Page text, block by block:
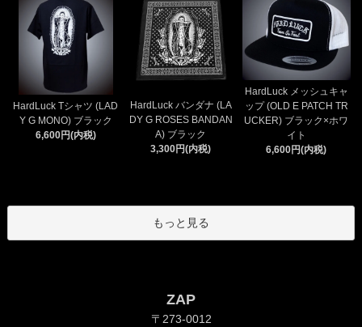
HardLuck Tシャツ (LAD
Y G MONO) ブラック
6,600円(内税)
HardLuck バンダナ (LA
DY G ROSES BANDAN
A) ブラック
3,300円(内税)
HardLuck メッシュキャ
ップ (OLD E PATCH TR
UCKER) ブラック×ホワ
イト
6,600円(内税)
もっと見る
ZAP
〒273-0012